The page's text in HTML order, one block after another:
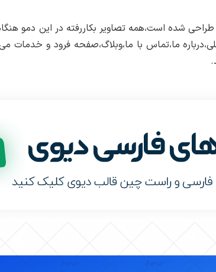
Max Execution Time : حداقل ۱۲۰ به بالاتر
طراحی و توسعه :
تیم لرن دی ال
شده است،همه تصاویر بکاررفته در این دمو
ما،تماس با ما،وبلاگ،صفحه فرود و خدمات